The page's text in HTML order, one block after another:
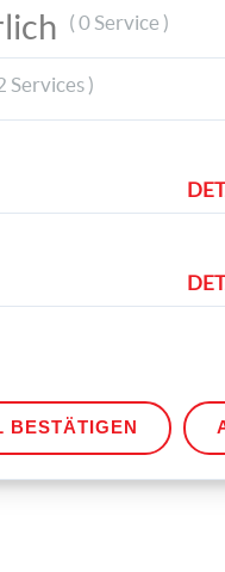
Nehmen Sie
Hand und
Heißklebepistole
einen Holzstern mit
( 0 Service )
Services )
BESTÄTIGEN